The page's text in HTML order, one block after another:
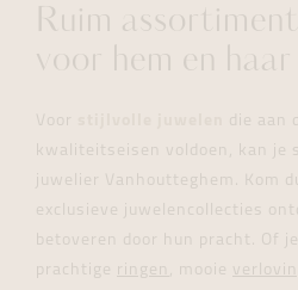
Ruim
voor hem en haar
Voor
die aan
kwaliteitseisen voldoen, kan je
juwelier Vanhoutteghem. Kom
exclusieve juwelencollecties
betoveren door hun pracht. Of
prachtige ringen , mooie